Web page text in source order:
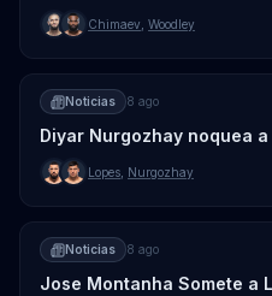
Chimaev Woodley
Noticias 8 ago
Diyar Nurgozhay noquea
Lopes Nurgozhay
Noticias 8 ago
Jose Montanha Somete a